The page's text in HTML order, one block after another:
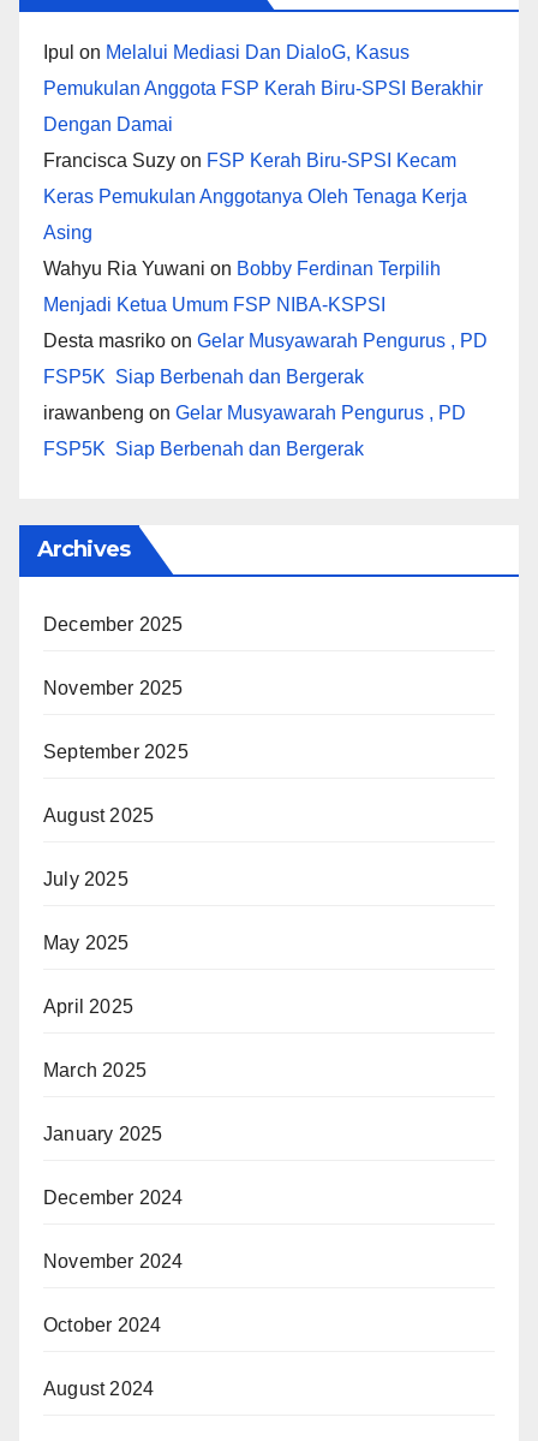
Ipul on Melalui Mediasi Dan DialoG, Kasus
Pemukulan Anggota FSP Kerah Biru-SPSI Berakhir
Dengan Damai
Francisca Suzy on FSP Kerah Biru-SPSI Kecam
Keras Pemukulan Anggotanya Oleh Tenaga Kerja
Asing
Wahyu Ria Yuwani on Bobby Ferdinan Terpilih
Menjadi Ketua Umum FSP NIBA-KSPSI
Desta masriko on Gelar Musyawarah Pengurus , PD
FSP5K Siap Berbenah dan Bergerak
irawanbeng on Gelar Musyawarah Pengurus , PD
FSP5K Siap Berbenah dan Bergerak
Archives
December 2025
November 2025
September 2025
August 2025
July 2025
May 2025
April 2025
March 2025
January 2025
December 2024
November 2024
October 2024
August 2024